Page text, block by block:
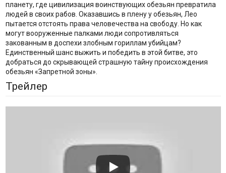
планету, где цивилизация воинствующих обезьян превратила
людей в своих рабов. Оказавшись в плену у обезьян, Лео
пытается отстоять права человечества на свободу. Но как
могут вооруженные палками люди сопротивляться
закованным в доспехи злобным гориллам убийцам?
Единственный шанс выжить и победить в этой битве, это
добраться до скрывающей страшную тайну происхождения
обезьян «Запретной зоны».
Трейлер